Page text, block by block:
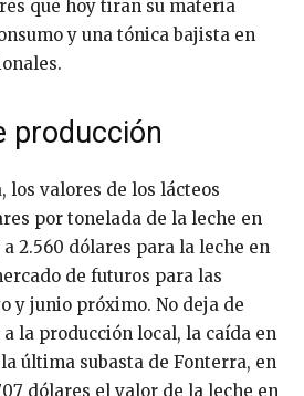
que hoy tiran su materia
y una tónica bajista en
producción
los valores de los lácteos
por tonelada de la leche en
2.560 dólares para la leche en
de futuros para las
y junio próximo. No deja de
la producción local, la caída en
última subasta de Fonterra, en
dólares el valor de la leche en